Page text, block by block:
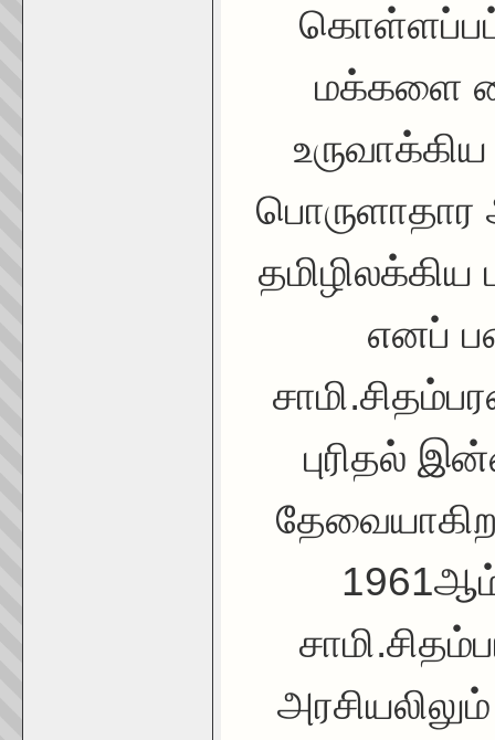
மக்களை
பொருளாதார
எனப்
புரிதல்
அரசியலிலும்